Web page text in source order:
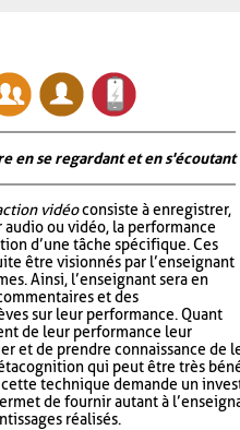
en se regardant et en s'écoutant
vidéoconsiste à enregistrer,
audio ou vidéo, la performance
d’une tâche spécifique. Ces
être visionnés par l’enseignant
Ainsi, l’enseignant sera en
et des
sur leur performance. Quant
de leur performance leur
et de prendre connaissance de
qui peut être très
technique demande un
de fournir autant à
réalisés.